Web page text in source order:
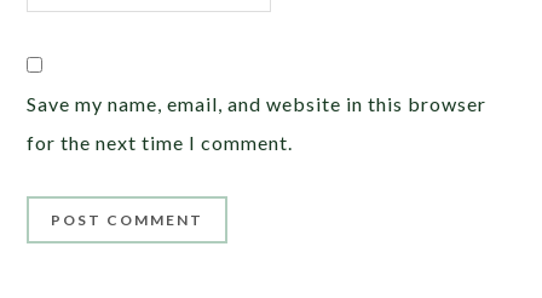
Save my name, email, and website in this browser
for the next time I comment.